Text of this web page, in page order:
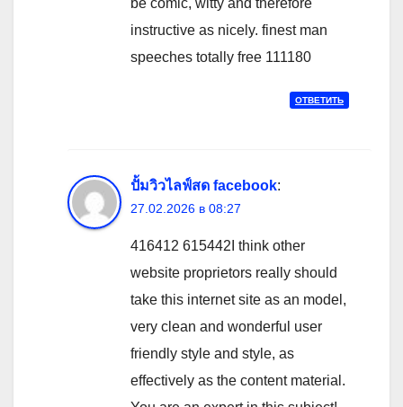
be comic, witty and therefore
instructive as nicely. finest man
speeches totally free 111180
ОТВЕТИТЬ
ปั้มวิวไลฟ์สด facebook:
27.02.2026 в 08:27
416412 615442I think other
website proprietors really should
take this internet site as an model,
very clean and wonderful user
friendly style and style, as
effectively as the content material.